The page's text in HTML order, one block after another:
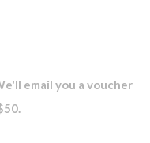
email you a voucher